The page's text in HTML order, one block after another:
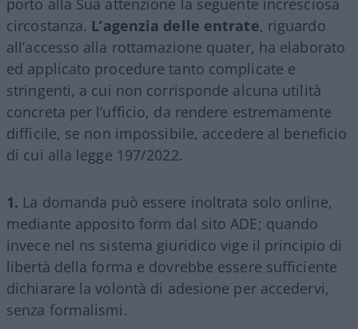
circostanza. L’agenzia delle entrate, riguardo
all’accesso alla rottamazione quater, ha elaborato
ed applicato procedure tanto complicate e
stringenti, a cui non corrisponde alcuna utilità
concreta per l’ufficio, da rendere estremamente
difficile, se non impossibile, accedere al beneficio
di cui alla legge 197/2022.
1. La domanda può essere inoltrata solo online,
mediante apposito form dal sito ADE; quando
invece nel ns sistema giuridico vige il principio di
libertà della forma e dovrebbe essere sufficiente
dichiarare la volontà di adesione per accedervi,
senza formalismi.